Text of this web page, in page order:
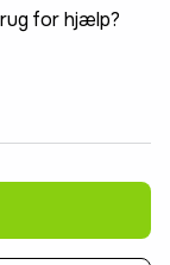
for hjælp?